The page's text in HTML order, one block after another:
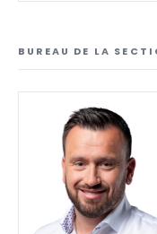
BUREAU DE LA